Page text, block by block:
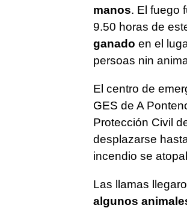
manos. El fuego
9.50 horas de
ganado en el
persoas nin
El centro de
GES de A
Protección Civil
desplazarse
incendio se
Las llamas
algunos